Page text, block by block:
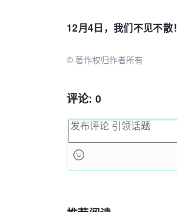
12月4日，我们不见不散！
© 著作权归作者所有
评论: 0